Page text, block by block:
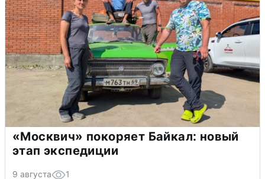
«Москвич» покоряет Байкал: новый
этап экспедиции
9 августа 1